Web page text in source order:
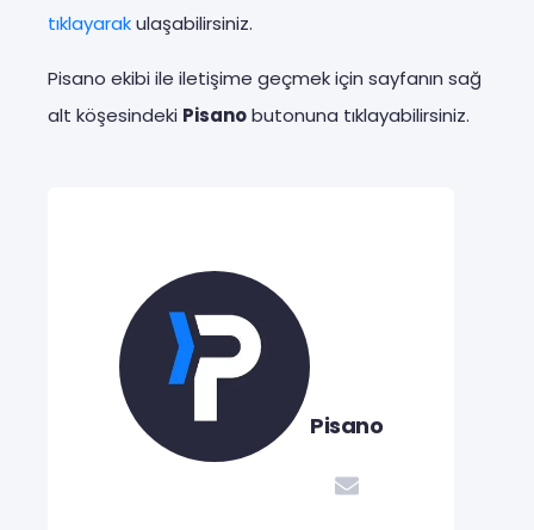
tıklayarakulaşabilirsiniz.
Pisano ekibi ile iletişime geçmek için sayfanın sağ
alt köşesindeki Pisanobutonuna tıklayabilirsiniz.
Pisano